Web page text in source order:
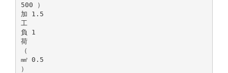
500 ）
加 1.5
工
負 1
荷
（
㎣ 0.5
）